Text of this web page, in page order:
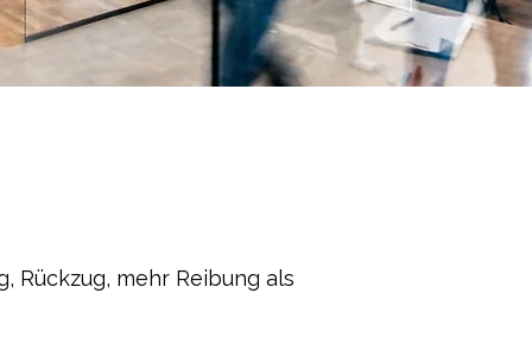
Rückzug, mehr Reibung als